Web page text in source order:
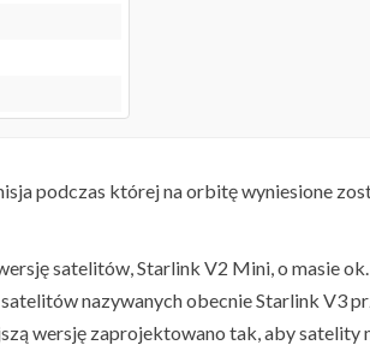
podczas której na orbitę wyniesione
satelitów, Starlink V2 Mini, o masie
nazywanych obecnie Starlink V3
wersję zaprojektowano tak, aby satelity